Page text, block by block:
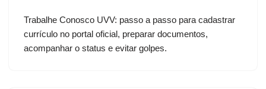
Trabalhe Conosco UVV: passo a passo para cadastrar
currículo no portal oficial, preparar documentos,
acompanhar o status e evitar golpes.